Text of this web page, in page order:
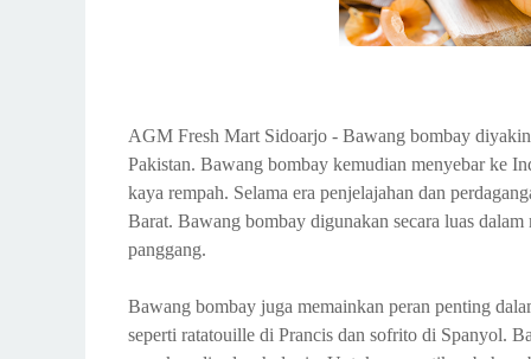
AGM Fresh Mart Sidoarjo - Bawang bombay
Pakistan. Bawang bombay kemudian menyebar ke
kaya rempah. Selama era penjelajahan dan
Barat. Bawang bombay digunakan secara luas
panggang.
Bawang bombay juga memainkan peran penting
seperti ratatouille di Prancis dan sofrito di Spanyol.